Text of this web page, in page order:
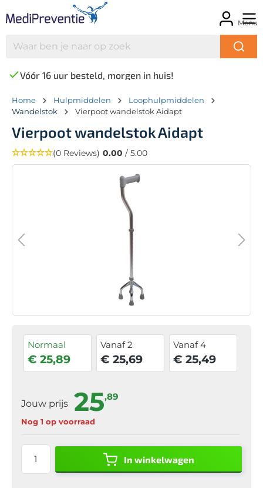
Menu
Vóór 16 uur besteld, morgen in huis!
Home Hulpmiddelen
Loophulpmiddelen
Wandelstok
Vierpoot wandelstok Aidapt
Vierpoot wandelstok Aidapt
(0 Reviews) 0.00 / 5.00
Normaal
€ 25,89
Vanaf 2
€ 25,69
Vanaf 4
€ 25,49
Jouw prijs 25,89
Nog 1 op voorraad
In winkelwagen